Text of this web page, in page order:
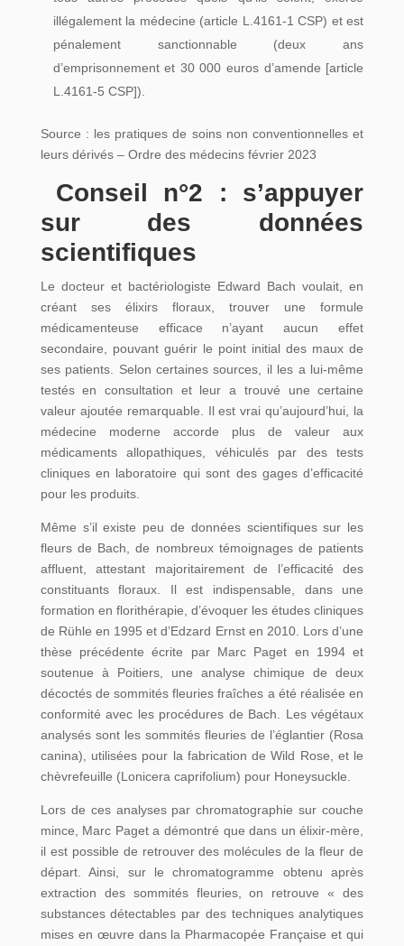
illégalement la médecine (article L.4161-1 CSP) et est
pénalement sanctionnable (deux ans
d’emprisonnement et 30 000 euros d’amende [article
L.4161-5 CSP]).
Source : les pratiques de soins non conventionnelles et
leurs dérivés – Ordre des médecins février 2023
Conseil n°2 : s’appuyer
sur des données
scientifiques
Le docteur et bactériologiste Edward Bach voulait, en
créant ses élixirs floraux, trouver une formule
médicamenteuse efficace n’ayant aucun effet
secondaire, pouvant guérir le point initial des maux de
ses patients. Selon certaines sources, il les a lui-même
testés en consultation et leur a trouvé une certaine
valeur ajoutée remarquable. Il est vrai qu’aujourd’hui, la
médecine moderne accorde plus de valeur aux
médicaments allopathiques, véhiculés par des tests
cliniques en laboratoire qui sont des gages d’efficacité
pour les produits.
Même s’il existe peu de données scientifiques sur les
fleurs de Bach, de nombreux témoignages de patients
affluent, attestant majoritairement de l’efficacité des
constituants floraux. Il est indispensable, dans une
formation en florithérapie, d’évoquer les études cliniques
de Rühle en 1995 et d’Edzard Ernst en 2010. Lors d’une
thèse précédente écrite par Marc Paget en 1994 et
soutenue à Poitiers, une analyse chimique de deux
décoctés de sommités fleuries fraîches a été réalisée en
conformité avec les procédures de Bach. Les végétaux
analysés sont les sommités fleuries de l’églantier (Rosa
canina), utilisées pour la fabrication de Wild Rose, et le
chèvrefeuille (Lonicera caprifolium) pour Honeysuckle.
Lors de ces analyses par chromatographie sur couche
mince, Marc Paget a démontré que dans un élixir-mère,
il est possible de retrouver des molécules de la fleur de
départ. Ainsi, sur le chromatogramme obtenu après
extraction des sommités fleuries, on retrouve « des
substances détectables par des techniques analytiques
mises en œuvre dans la Pharmacopée Française et qui